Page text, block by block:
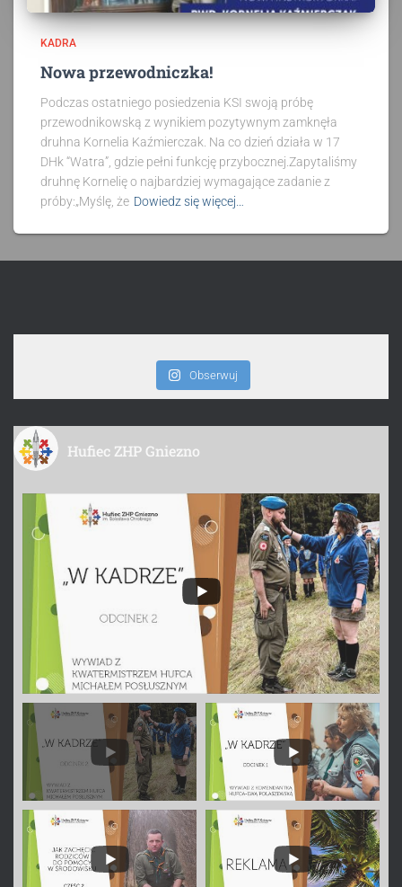
KADRA
Nowa przewodniczka!
Podczas ostatniego posiedzenia KSI swoją próbę
przewodnikowską z wynikiem pozytywnym zamknęła
druhna Kornelia Kaźmierczak. Na co dzień działa w 17
DHk “Watra”, gdzie pełni funkcję przybocznej.Zapytaliśmy
druhnę Kornelię o najbardziej wymagające zadanie z
próby:„Myślę, że Dowiedz się więcej…
Obserwuj
Hufiec ZHP Gniezno